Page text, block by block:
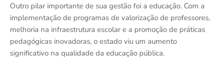
Outro pilar importante de sua gestão foi a educação. Com a
implementação de programas de valorização de professores,
melhoria na infraestrutura escolar e a promoção de práticas
pedagógicas inovadoras, o estado viu um aumento
significativo na qualidade da educação pública.